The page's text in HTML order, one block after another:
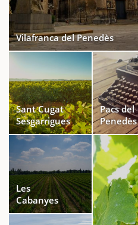
Vilafranca del Penedès
Sant Cugat
Sesgarrigues
Pacs del
Penedès
Les
Cabanyes